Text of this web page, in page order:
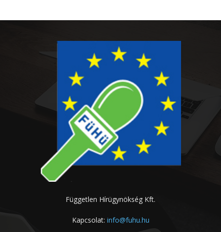
Független Hírügynökség Kft.
Kapcsolat: info@fuhu.hu